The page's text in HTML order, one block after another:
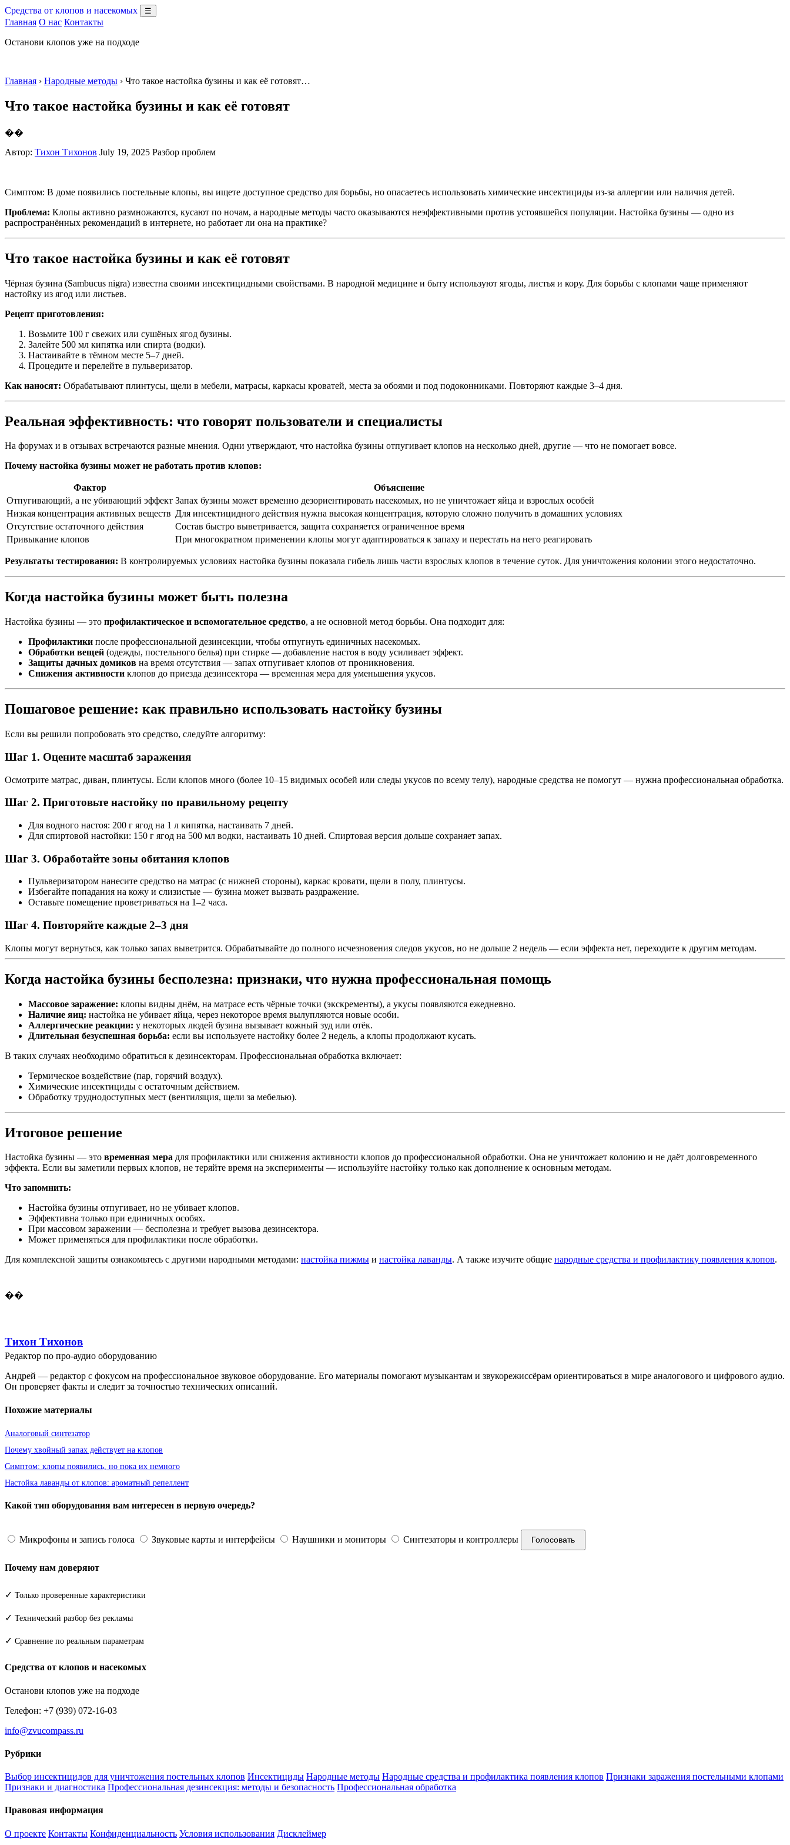
Средства от клопов и насекомых ☰
Главная О нас Контакты
Останови клопов уже на подходе
Главная › Народные методы › Что такое настойка бузины и как её готовят…
Что такое настойка бузины и как её готовят
��
Автор: Тихон Тихонов July 19, 2025 Разбор проблем
Симптом: В доме появились постельные клопы, вы ищете доступное средство для борьбы, но опасаетесь использовать химические инсектициды из-за аллергии или наличия детей.
Проблема: Клопы активно размножаются, кусают по ночам, а народные методы часто оказываются неэффективными против устоявшейся популяции. Настойка бузины — одно из
распространённых рекомендаций в интернете, но работает ли она на практике?
Что такое настойка бузины и как её готовят
Чёрная бузина (Sambucus nigra) известна своими инсектицидными свойствами. В народной медицине и быту используют ягоды, листья и кору. Для борьбы с клопами чаще применяют
настойку из ягод или листьев.
Рецепт приготовления:
Возьмите 100 г свежих или сушёных ягод бузины.
Залейте 500 мл кипятка или спирта (водки).
Настаивайте в тёмном месте 5–7 дней.
Процедите и перелейте в пульверизатор.
Как наносят: Обрабатывают плинтусы, щели в мебели, матрасы, каркасы кроватей, места за обоями и под подоконниками. Повторяют каждые 3–4 дня.
Реальная эффективность: что говорят пользователи и специалисты
На форумах и в отзывах встречаются разные мнения. Одни утверждают, что настойка бузины отпугивает клопов на несколько дней, другие — что не помогает вовсе.
Почему настойка бузины может не работать против клопов:
Фактор
Объяснение
Отпугивающий, а не убивающий эффект Запах бузины может временно дезориентировать насекомых, но не уничтожает яйца и взрослых особей
Низкая концентрация активных веществ Для инсектицидного действия нужна высокая концентрация, которую сложно получить в домашних условиях
Отсутствие остаточного действия
Состав быстро выветривается, защита сохраняется ограниченное время
Привыкание клопов
При многократном применении клопы могут адаптироваться к запаху и перестать на него реагировать
Результаты тестирования: В контролируемых условиях настойка бузины показала гибель лишь части взрослых клопов в течение суток. Для уничтожения колонии этого недостаточно.
Когда настойка бузины может быть полезна
Настойка бузины — это профилактическое и вспомогательное средство, а не основной метод борьбы. Она подходит для:
Профилактики после профессиональной дезинсекции, чтобы отпугнуть единичных насекомых.
Обработки вещей (одежды, постельного белья) при стирке — добавление настоя в воду усиливает эффект.
Защиты дачных домиков на время отсутствия — запах отпугивает клопов от проникновения.
Снижения активности клопов до приезда дезинсектора — временная мера для уменьшения укусов.
Пошаговое решение: как правильно использовать настойку бузины
Если вы решили попробовать это средство, следуйте алгоритму:
Шаг 1. Оцените масштаб заражения
Осмотрите матрас, диван, плинтусы. Если клопов много (более 10–15 видимых особей или следы укусов по всему телу), народные средства не помогут — нужна профессиональная обработка.
Шаг 2. Приготовьте настойку по правильному рецепту
Для водного настоя: 200 г ягод на 1 л кипятка, настаивать 7 дней.
Для спиртовой настойки: 150 г ягод на 500 мл водки, настаивать 10 дней. Спиртовая версия дольше сохраняет запах.
Шаг 3. Обработайте зоны обитания клопов
Пульверизатором нанесите средство на матрас (с нижней стороны), каркас кровати, щели в полу, плинтусы.
Избегайте попадания на кожу и слизистые — бузина может вызвать раздражение.
Оставьте помещение проветриваться на 1–2 часа.
Шаг 4. Повторяйте каждые 2–3 дня
Клопы могут вернуться, как только запах выветрится. Обрабатывайте до полного исчезновения следов укусов, но не дольше 2 недель — если эффекта нет, переходите к другим методам.
Когда настойка бузины бесполезна: признаки, что нужна профессиональная помощь
Массовое заражение: клопы видны днём, на матрасе есть чёрные точки (экскременты), а укусы появляются ежедневно.
Наличие яиц: настойка не убивает яйца, через некоторое время вылупляются новые особи.
Аллергические реакции: у некоторых людей бузина вызывает кожный зуд или отёк.
Длительная безуспешная борьба: если вы используете настойку более 2 недель, а клопы продолжают кусать.
В таких случаях необходимо обратиться к дезинсекторам. Профессиональная обработка включает:
Термическое воздействие (пар, горячий воздух).
Химические инсектициды с остаточным действием.
Обработку труднодоступных мест (вентиляция, щели за мебелью).
Итоговое решение
Настойка бузины — это временная мера для профилактики или снижения активности клопов до профессиональной обработки. Она не уничтожает колонию и не даёт долговременного
эффекта. Если вы заметили первых клопов, не теряйте время на эксперименты — используйте настойку только как дополнение к основным методам.
Что запомнить:
Настойка бузины отпугивает, но не убивает клопов.
Эффективна только при единичных особях.
При массовом заражении — бесполезна и требует вызова дезинсектора.
Может применяться для профилактики после обработки.
Для комплексной защиты ознакомьтесь с другими народными методами: настойка пижмы и настойка лаванды. А также изучите общие народные средства и профилактику появления клопов.
��
Тихон Тихонов
Редактор по про-аудио оборудованию
Андрей — редактор с фокусом на профессиональное звуковое оборудование. Его материалы помогают музыкантам и звукорежиссёрам ориентироваться в мире аналогового и цифрового аудио.
Он проверяет факты и следит за точностью технических описаний.
Похожие материалы
Аналоговый синтезатор
Почему хвойный запах действует на клопов
Симптом: клопы появились, но пока их немного
Настойка лаванды от клопов: ароматный репеллент
Какой тип оборудования вам интересен в первую очередь?
Микрофоны и запись голоса Звуковые карты и интерфейсы Наушники и мониторы Синтезаторы и контроллеры Голосовать
Почему нам доверяют
✓ Только проверенные характеристики
✓ Технический разбор без рекламы
✓ Сравнение по реальным параметрам
Средства от клопов и насекомых
Останови клопов уже на подходе
Телефон: +7 (939) 072-16-03
info@zvucompass.ru
Рубрики
Выбор инсектицидов для уничтожения постельных клопов Инсектициды Народные методы Народные средства и профилактика появления клопов Признаки заражения постельными клопами
Признаки и диагностика Профессиональная дезинсекция: методы и безопасность Профессиональная обработка
Правовая информация
О проекте Контакты Конфиденциальность Условия использования Дисклеймер